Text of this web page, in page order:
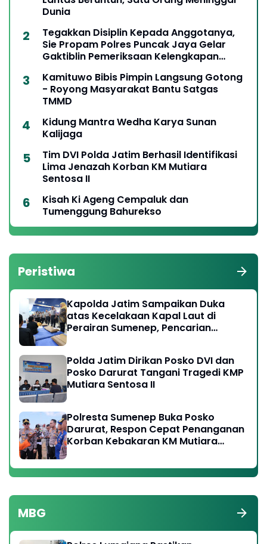
Dunia
Tegakkan Disiplin Kepada Anggotanya,
Sie Propam Polres Puncak Jaya Gelar
Gaktiblin Pemeriksaan Kelengkapan
Kamituwo Bibis Pimpin Langsung Gotong
- Royong Masyarakat Bantu Satgas
TMMD
Kidung Mantra Wedha Karya Sunan
Kalijaga
Tim DVI Polda Jatim Berhasil Identifikasi
Lima Jenazah Korban KM Mutiara
Sentosa II
Kisah Ki Ageng Cempaluk dan
Tumenggung Bahurekso
Peristiwa
Kapolda Jatim Sampaikan Duka
atas Kecelakaan Kapal Laut di
Perairan Sumenep, Pencarian
Polda Jatim Dirikan Posko DVI dan
Posko Darurat Tangani Tragedi KMP
Mutiara Sentosa II
Polresta Sumenep Buka Posko
Darurat, Respon Cepat Penanganan
Korban Kebakaran KM Mutiara
MBG